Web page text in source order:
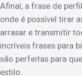
Afinal, a frase de
onde é possível tirar
arrasar e transmitir
incríveis frases para
são perfeitas para
estilo.